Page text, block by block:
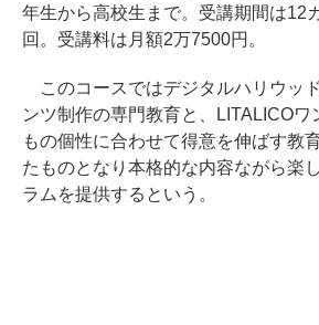
年生から高校生まで。受講期間は12
回。受講料は月額2万7500円。
このコースではデジタルハリウッ
ンツ制作の専門教育と、LITALICOワ
もの個性に合わせて得意を伸ばす教
たものとなり本格的な内容ながら楽
ラムを提供するという。